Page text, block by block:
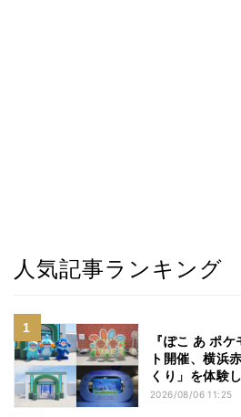
人気記事ランキング
『ぽこ あ ポ
ト開催、横浜
くり」を体験
2026/08/06 11:25